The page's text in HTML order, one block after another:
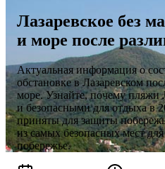
Лазаревское без
и море после
Актуальная информация о
обстановке в Лазаревском
море. Узнайте, почему пляжи
и безопасными для отдыха в
приняты для защиты
из самых безопасных мест
побережье.